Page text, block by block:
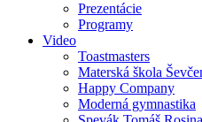
Prezentácie
Programy
Video
Toastmasters
Materská škola
Happy Company
Moderná gymnastika